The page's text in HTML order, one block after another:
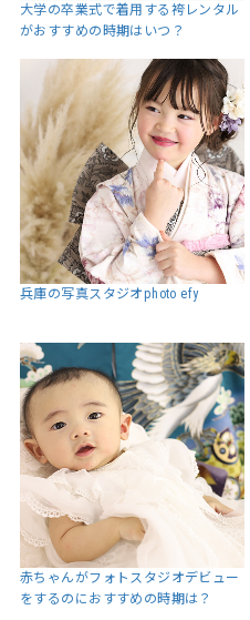
大学の卒業式で着用する袴レンタル
がおすすめの時期はいつ？
兵庫の写真スタジオphoto efy
赤ちゃんがフォトスタジオデビュー
をするのにおすすめの時期は？